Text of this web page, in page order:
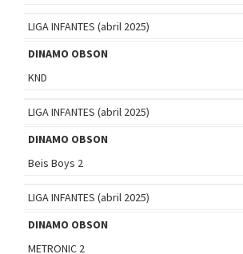
LIGA INFANTES (abril 2025)
DINAMO OBSON
KND
LIGA INFANTES (abril 2025)
DINAMO OBSON
Beis Boys 2
LIGA INFANTES (abril 2025)
DINAMO OBSON
METRONIC 2